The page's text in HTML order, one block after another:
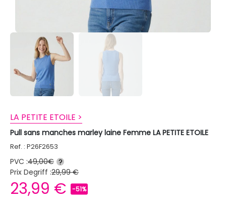
LA PETITE ETOILE >
Pull sans manches marley laine Femme LA PETITE ETOILE
Ref. : P26F2653
PVC :49,00€ ?
Prix Degriff :29,99 €
23,99 € -51%